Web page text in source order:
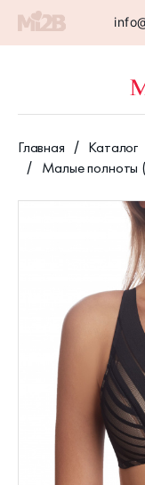
Главная Каталог
Малые